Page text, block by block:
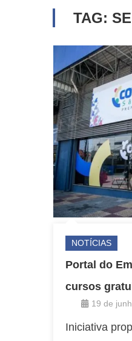
TAG:
NOTÍCIAS
Portal do
cursos
19 de
Iniciativa